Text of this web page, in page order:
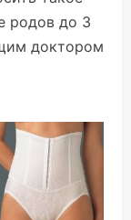
родов до 3
доктором